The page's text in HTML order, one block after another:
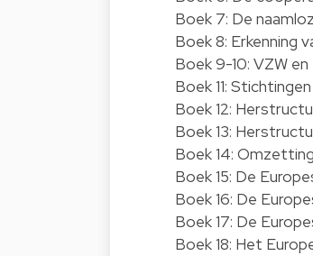
Boek 7: De
Boek 8: Erkenning
Boek 9-10: VZW en
Boek 11: Stichtingen
Boek 12:
Boek 13:
Boek 14:
Boek 15: De
Boek 16: De
Boek 17: De
Boek 18: Het